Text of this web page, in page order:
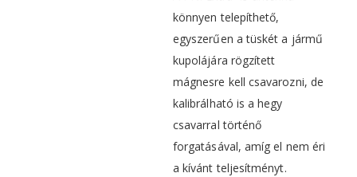
könnyen telepíthető,
egyszerűen a tüskét a jármű
kupolájára rögzített
mágnesre kell csavarozni, de
kalibrálható is a hegy
csavarral történő
forgatásával, amíg el nem éri
a kívánt teljesítményt.